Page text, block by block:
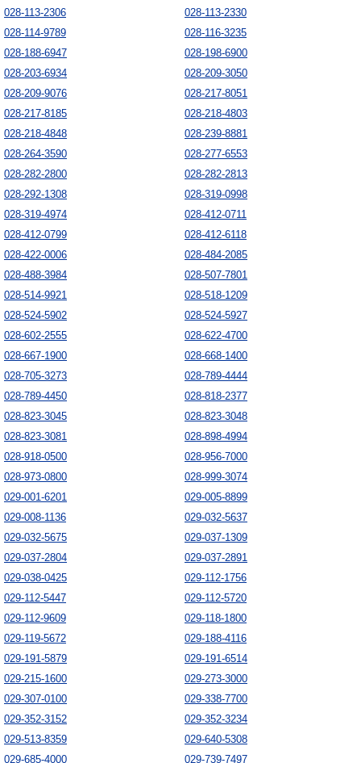
028-113-2306
028-113-2330
028-114-9789
028-116-3235
028-188-6947
028-198-6900
028-203-6934
028-209-3050
028-209-9076
028-217-8051
028-217-8185
028-218-4803
028-218-4848
028-239-8881
028-264-3590
028-277-6553
028-282-2800
028-282-2813
028-292-1308
028-319-0998
028-319-4974
028-412-0711
028-412-0799
028-412-6118
028-422-0006
028-484-2085
028-488-3984
028-507-7801
028-514-9921
028-518-1209
028-524-5902
028-524-5927
028-602-2555
028-622-4700
028-667-1900
028-668-1400
028-705-3273
028-789-4444
028-789-4450
028-818-2377
028-823-3045
028-823-3048
028-823-3081
028-898-4994
028-918-0500
028-956-7000
028-973-0800
028-999-3074
029-001-6201
029-005-8899
029-008-1136
029-032-5637
029-032-5675
029-037-1309
029-037-2804
029-037-2891
029-038-0425
029-112-1756
029-112-5447
029-112-5720
029-112-9609
029-118-1800
029-119-5672
029-188-4116
029-191-5879
029-191-6514
029-215-1600
029-273-3000
029-307-0100
029-338-7700
029-352-3152
029-352-3234
029-513-8359
029-640-5308
029-685-4000
029-739-7497